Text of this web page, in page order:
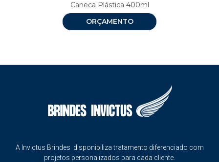
Caneca Plástica 400ml
ORÇAMENTO
A Invictus Brindes disponibiliza tratamento diferenciado com
projetos personalizados para cada cliente.